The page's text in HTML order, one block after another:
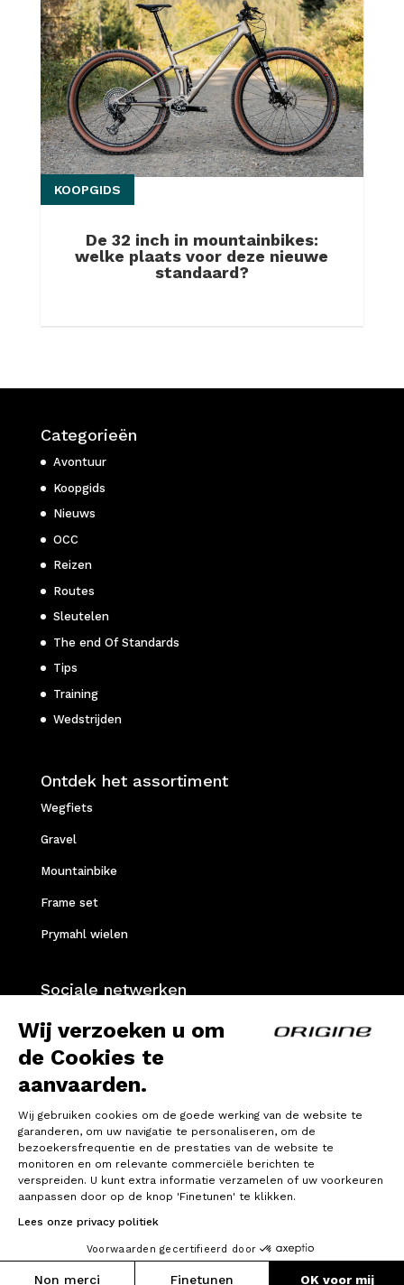
Wij verzoeken u om
de Cookies te
aanvaarden.
Wij gebruiken cookies om de goede werking van de website te
garanderen, om uw navigatie te personaliseren, om de
bezoekersfrequentie en de prestaties van de website te
monitoren en om relevante commerciële berichten te
verspreiden. U kunt extra informatie verzamelen of uw voorkeuren
aanpassen door op de knop 'Finetunen' te klikken.
Lees onze privacy politiek
Voorwaarden gecertifieerd door
Non merci Finetunen OK voor mij
De 32 inch in mountainbikes:
welke plaats voor deze nieuwe
standaard?
KOOPGIDS
Categorieën
Avontuur
Koopgids
Nieuws
OCC
Reizen
Routes
Sleutelen
The end Of Standards
Tips
Training
Wedstrijden
Ontdek het assortiment
Wegfiets
Gravel
Mountainbike
Frame set
Prymahl wielen
Sociale netwerken
Instagram
Youtube
Strava
Privacybeleid
Wettelijke bepalingen